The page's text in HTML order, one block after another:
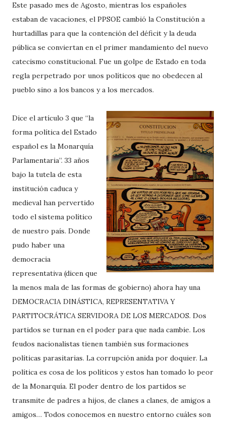
Este pasado mes de Agosto, mientras los españoles
estaban de vacaciones, el PPSOE cambió la Constitución a
hurtadillas para que la contención del déficit y la deuda
pública se conviertan en el primer mandamiento del nuevo
catecismo constitucional. Fue un golpe de Estado en toda
regla perpetrado por unos políticos que no obedecen al
pueblo sino a los bancos y a los mercados.
Dice el artículo 3 que “la
forma política del Estado
español es la Monarquía
Parlamentaria”. 33 años
bajo la tutela de esta
institución caduca y
medieval han pervertido
todo el sistema político
de nuestro país. Donde
pudo haber una
democracia
representativa (dicen que
la menos mala de las formas de gobierno) ahora hay una
DEMOCRACIA DINÁSTICA, REPRESENTATIVA Y
PARTITOCRÁTICA SERVIDORA DE LOS MERCADOS. Dos
partidos se turnan en el poder para que nada cambie. Los
feudos nacionalistas tienen también sus formaciones
políticas parasitarias. La corrupción anida por doquier. La
política es cosa de los políticos y estos han tomado lo peor
de la Monarquía. El poder dentro de los partidos se
transmite de padres a hijos, de clanes a clanes, de amigos a
amigos… Todos conocemos en nuestro entorno cuáles son